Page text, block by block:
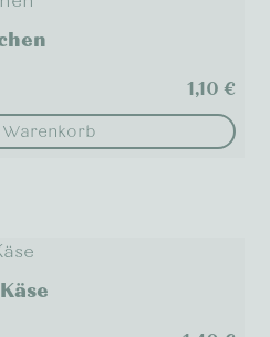
1,10€
Warenkorb